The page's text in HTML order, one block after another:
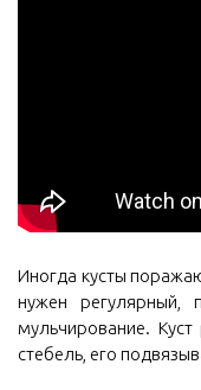
Иногда кусты
нужен регулярный,
мульчирование.
стебель, его